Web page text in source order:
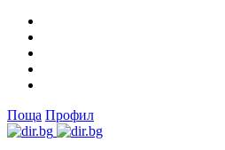
Поща Профил